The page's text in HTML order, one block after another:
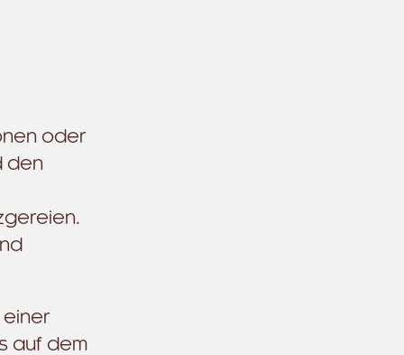
oder
den
einer
auf dem